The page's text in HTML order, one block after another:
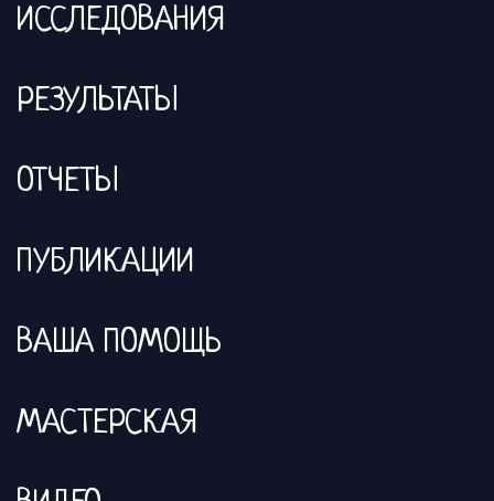
ИССЛЕДОВАНИЯ
РЕЗУЛЬТАТЫ
ОТЧЕТЫ
ПУБЛИКАЦИИ
ВАША ПОМОЩЬ
МАСТЕРСКАЯ